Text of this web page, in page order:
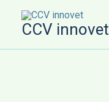
CCV innovet